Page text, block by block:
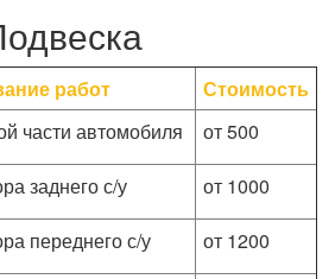
работ
Стоимость
части автомобиля
от 500
заднего с/у
от 1000
переднего с/у
от 1200